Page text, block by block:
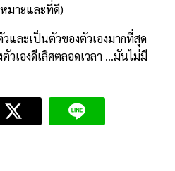
มาะและที่ดี)
และเป็นตัวของตัวเองมากที่สุด
วเองดีเลิศตลอดเวลา …มันไม่มี